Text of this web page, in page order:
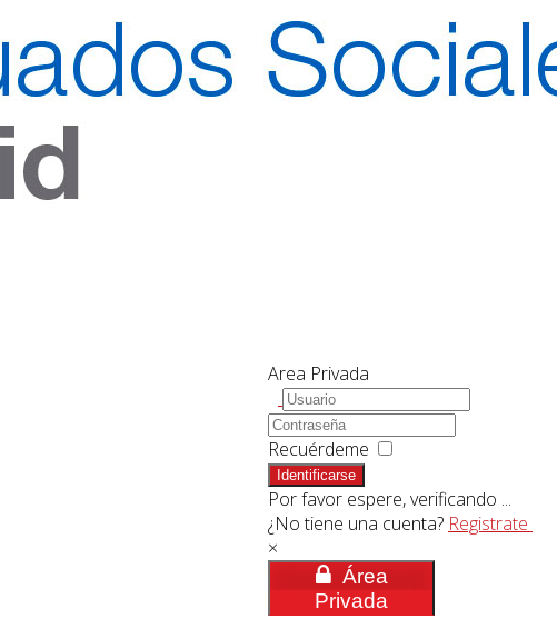
Area Privada
Recuérdeme
Identificarse
Por favor espere, verificando ...
¿No tiene una cuenta? Registrate
×
Área
Privada